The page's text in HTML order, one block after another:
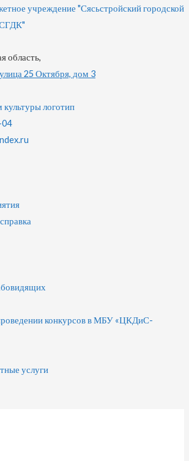
учреждение "Сясьстройский городской
область,
25 Октября, дом 3
04
конкурсов в МБУ «ЦКДиС-
услуги